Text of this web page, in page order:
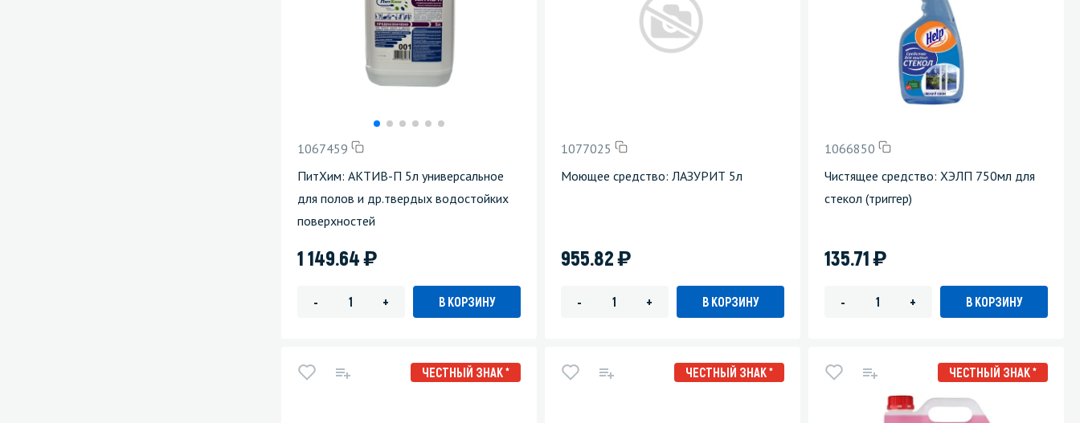
1067459
ПитХим: АКТИВ-П 5л универсальное
для полов и др.твердых водостойких
поверхностей
1 149.64)
- + В КОРЗИНУ
1077025
Моющее средство: ЛАЗУРИТ 5л
955.82)
- + В КОРЗИНУ
1066850
Чистящее средство: ХЭЛП 750мл для
стекол (триггер)
135.71)
- + В КОРЗИНУ
ЧЕСТНЫЙ ЗНАК * ЧЕСТНЫЙ ЗНАК * ЧЕСТНЫЙ ЗНАК *